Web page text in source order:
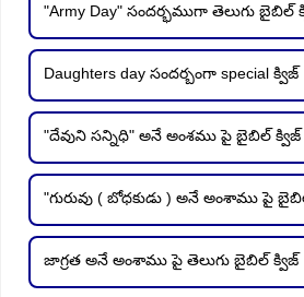
"Army Day" సందర్భముగా తెలుగు బైబిల్
Daughters day సందర్బంగా special క్విజ్
"దేవుని సన్నిధి" అనే అంశము పై బైబిల్ క్విజ్
"గురువు ( బోధకుడు ) అనే అంశాము పై
జాగ్రత అనే అంశాము పై తెలుగు బైబిల్ క్విజ్